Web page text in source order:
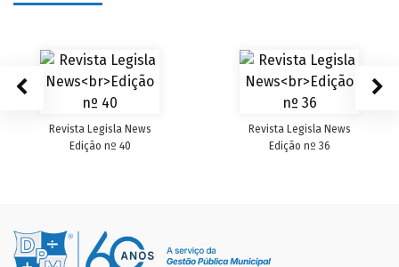
Revista Legisla News
Edição nº 40
Revista Legisla News
Edição nº 36